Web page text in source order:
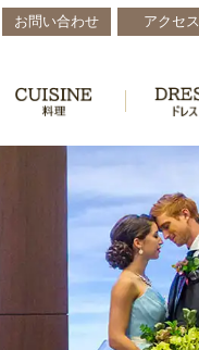
お問い合わせ アクセス